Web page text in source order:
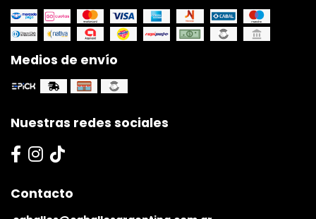
Medios de envío
Nuestras redes sociales
Contacto